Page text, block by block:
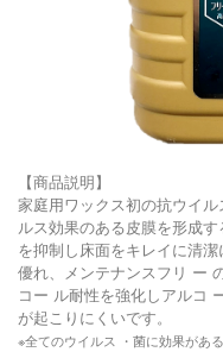
【商品説明】
家庭用ワックス初の抗ウイ
ルス効果のある皮膜を形成
を抑制し床面をキレイに清
優れ、メンテナンスフリ ー
コー ル耐性を強化しアルコ
が起こりにくいです。
※全てのウイルス ・菌に効果があ